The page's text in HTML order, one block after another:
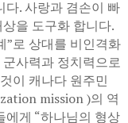
다. 사랑과 겸손이 빠
을 도구화 합니다.
”로 상대를 비인격화
사력과 정치력으로
이 캐나다 원주민
mission )의 역
에게 “하나님의 형상